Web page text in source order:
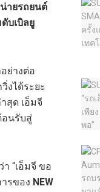
ายรถยนต์
บเบิลยู
ย่างต่อ
งได้ระยะ
สุด เอ็มจี
อนรับสู่
า “เอ็มจี ขอ
รของ NEW